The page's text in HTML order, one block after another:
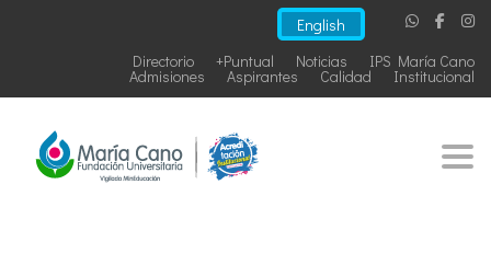
English
IPS María Cano
Noticias
+Puntual
Directorio
Institucional
Calidad
Aspirantes
Admisiones